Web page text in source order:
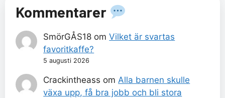
Kommentarer
SmörGÅS18 omVilket är svartas
favoritkaffe?
5 augusti 2026
Crackintheass om Alla barnen skulle
växa upp, få bra jobb och bli stora